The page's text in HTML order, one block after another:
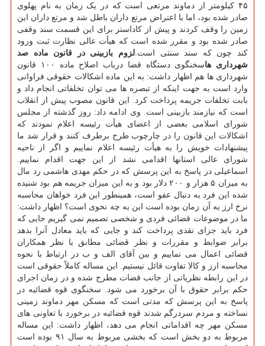
۴۵ کیلومتر از دماوند مرتعی است که در یک زمان به نام پهلوی
صادر شده بود، اما با اعتراض مرتع داران باطل شد و مرتع داران این
زمین را وقف کردند و پیش از کاداستر برای این قسمت سند وقفی
صادر شده بود و مقرر شده است که هیأت عالی نظارت ثبت ورود
کند چون که سند سنتی است. لزوم بازبینی در قانون ماده صد
شهرداری ها
سخنگوی دستگاه قضا درباب اصلاح ماده ۱۰۰ قانون
شهرداری ها هم اظهار داشت: به این ماده اشکالات حقوقی فراوانی
وارد است به جهت اینکه از تبصره ها می توان تخلفاتی انجام داد و
بابت تخلفات جریمه پرداخت کرد. این قانون مصوب پیش از انقلاب
است که نیازمند بازبینی است. وی ادامه داد: روز گذشته از مجلس
شورای اسلامی بعضی از اعضای هیأت رئیسه اعلام نمودند که
اشکالات این قانون را در چارچوب طرح برطرف کنند و قرار شد ما
پیشنهادات خویش را به هیأت رئیسه اعلام نماییم و اگر از ناحیه
شورای عالی استانها اقدامی نشد از این جهت اقدام نماییم.
اسماعیلی در پاسخ به این پرسش که در حکم مهدی هاشمی رد مال
به میزان ۵ هزار و ۲۰۰ دلار بود و به این میزان جریمه هم بود شنیده
شده این فرد به دنبال عفو است، همینطور این فرد خواهان محاسبه
نرخ ارز به آن زمان بوده است این به چه نحوی است؟ اظهار داشت:
ما در موضوعات قضائی فردی و شخصی تصمیم نمی گیریم جایی که
فرد باید جزای نقدی پرداخت کند و جایی که باید معادل آنرا بدهد
برابر ضوابط و مقررات و نظر قضائی مطابق با نظر همکاران
قضائی اعمال می نماییم و بین آقای الف و ب در ارتباط با نحوه
محاسبه ارز و کالا تفاوت قائل نیستیم. این مساله کاملاً حقوقی است
در این رابطه نظریاتی از جانب قضات مطرح شده و در زمان اجرای
حکم برابر حقوق با آن برخورد می شود. سخنگوی قوه قضائیه در
پاسخ به این پرسش که مدتی است که مسکن مهر دماوند زمینی
نساخته و مردم سردرگم شدند قوه قضائیه در برخورد با تعاونی های
مسکن مهر چه اقداماتی انجام می دهد، اظهار داشت: این مساله
مربوط به دو بخش است که بخشی مربوط به سال ۹۱ بوده است